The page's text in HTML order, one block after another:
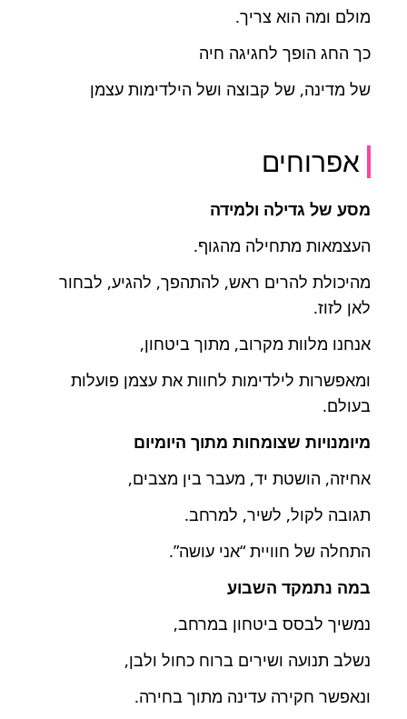
מולם ומה הוא צריך.
כך החג הופך לחגיגה חיה
של מדינה, של קבוצה ושל הילדימות עצמן
אפרוחים
מסע של גדילה ולמידה
העצמאות מתחילה מהגוף.
מהיכולת להרים ראש, להתהפך, להגיע, לבחור
לאן לזוז.
אנחנו מלוות מקרוב, מתוך ביטחון,
ומאפשרות לילדימות לחוות את עצמן פועלות
בעולם.
מיומנויות שצומחות מתוך היומיום
אחיזה, הושטת יד, מעבר בין מצבים,
תגובה לקול, לשיר, למרחב.
התחלה של חוויית “אני עושה”.
במה נתמקד השבוע
נמשיך לבסס ביטחון במרחב,
נשלב תנועה ושירים ברוח כחול ולבן,
ונאפשר חקירה עדינה מתוך בחירה.